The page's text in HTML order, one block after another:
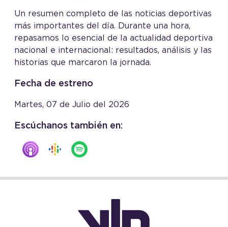
Un resumen completo de las noticias deportivas
más importantes del día. Durante una hora,
repasamos lo esencial de la actualidad deportiva
nacional e internacional: resultados, análisis y las
historias que marcaron la jornada.
Fecha de estreno
Martes, 07 de Julio del 2026
Escúchanos también en: